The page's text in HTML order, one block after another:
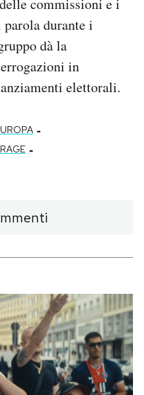
durante i
dà la
in
elettorali.
-
-